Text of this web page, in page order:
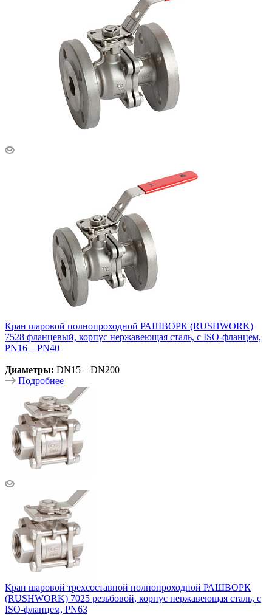
Кран шаровой полнопроходной РАШВОРК (RUSHWORK)
7528 фланцевый, корпус нержавеющая сталь, c ISO-фланцем,
PN16 – PN40
Диаметры: DN15 – DN200
Подробнее
Кран шаровой трехсоставной полнопроходной РАШВОРК
(RUSHWORK) 7025 резьбовой, корпус нержавеющая сталь, с
ISO-фланцем, PN63